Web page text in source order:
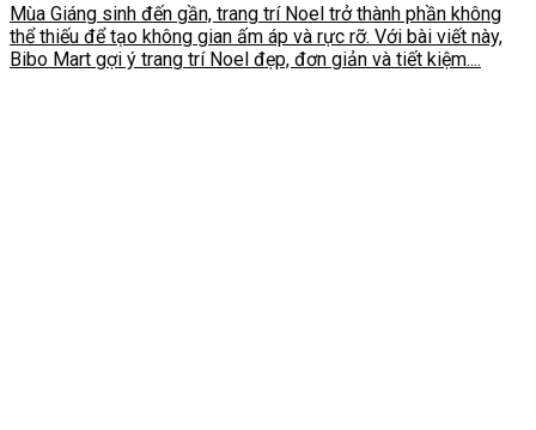
Mùa Giáng sinh đến gần, trang trí Noel trở thành phần không
thể thiếu để tạo không gian ấm áp và rực rỡ. Với bài viết này,
Bibo Mart gợi ý trang trí Noel đẹp, đơn giản và tiết kiệm....